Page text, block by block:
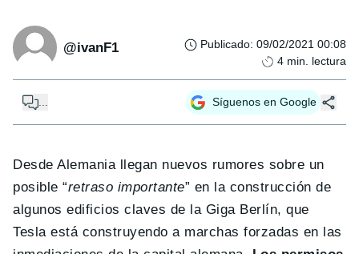
@ivanF1 Publicado: 09/02/2021 00:08
4 min. lectura
... Síguenos en Google
Desde Alemania llegan nuevos rumores sobre un
posible “retraso importante” en la construcción de
algunos edificios claves de la Giga Berlín, que
Tesla está construyendo a marchas forzadas en las